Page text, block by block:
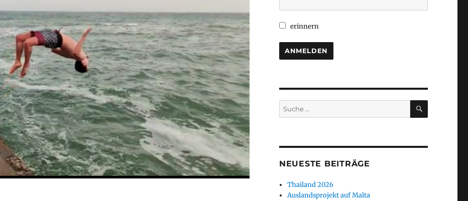
erinnern
Suche
nach:
SUCHEN
NEUESTE BEITRÄGE
Thailand 2026
Auslandsprojekt auf Malta